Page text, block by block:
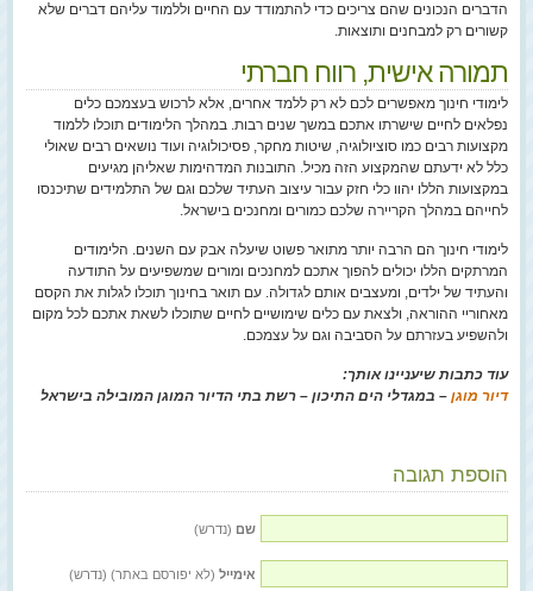
הדברים הנכונים שהם צריכים כדי להתמודד עם החיים וללמוד עליהם דברים שלא
קשורים רק למבחנים ותוצאות.
תמורה אישית, רווח חברתי
לימודי חינוך מאפשרים לכם לא רק ללמד אחרים, אלא לרכוש בעצמכם כלים
נפלאים לחיים שישרתו אתכם במשך שנים רבות. במהלך הלימודים תוכלו ללמוד
מקצועות רבים כמו סוציולוגיה, שיטות מחקר, פסיכולוגיה ועוד נושאים רבים שאולי
כלל לא ידעתם שהמקצוע הזה מכיל. התובנות המדהימות שאליהן מגיעים
במקצועות הללו יהוו כלי חזק עבור עיצוב העתיד שלכם וגם של התלמידים שתיכנסו
לחייהם במהלך הקריירה שלכם כמורים ומחנכים בישראל.
לימודי חינוך הם הרבה יותר מתואר פשוט שיעלה אבק עם השנים. הלימודים
המרתקים הללו יכולים להפוך אתכם למחנכים ומורים שמשפיעים על התודעה
והעתיד של ילדים, ומעצבים אותם לגדולה. עם תואר בחינוך תוכלו לגלות את הקסם
מאחוריי ההוראה, ולצאת עם כלים שימושיים לחיים שתוכלו לשאת אתכם לכל מקום
ולהשפיע בעזרתם על הסביבה וגם על עצמכם.
עוד כתבות שיעניינו אותך:
דיור מוגן – במגדלי הים התיכון – רשת בתי הדיור המוגן המובילה בישראל
הוספת תגובה
שם (נדרש)
אימייל (לא יפורסם באתר) (נדרש)